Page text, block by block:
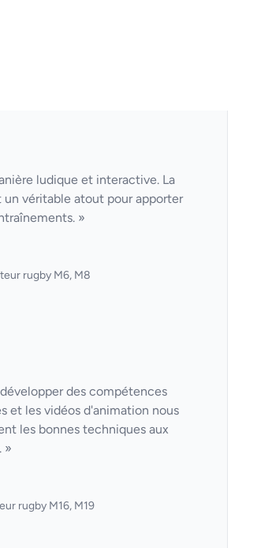
ludique et interactive. La
véritable atout pour apporter
»
rugby M6, M8
des compétences
et les vidéos d'animation nous
les bonnes techniques aux
»
rugby M16, M19